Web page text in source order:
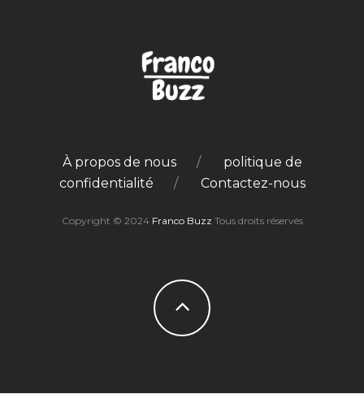
À propos de nous
politique de
confidentialité
Contactez-nous
Copyright © 2024 Franco Buzz Tous droits réservés